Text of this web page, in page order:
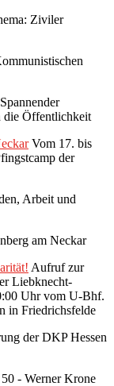
Ziviler
Spannender
die Öffentlichkeit
Vom 17. bis
der
Arbeit und
am Neckar
Aufruf zur
Liebknecht-
Uhr vom U-Bhf.
in Friedrichsfelde
der DKP Hessen
- Werner Krone